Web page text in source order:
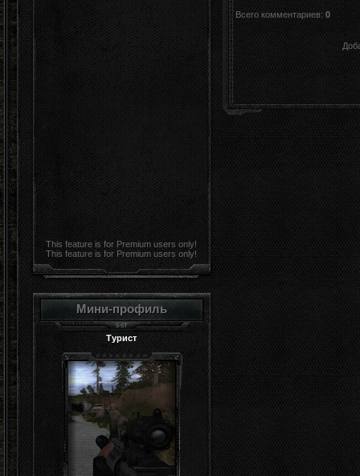
This feature is for Premium users only!
This feature is for Premium users only!
Мини-профиль
Турист
Всего комментариев: 0